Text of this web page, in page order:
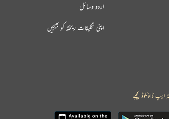
اردو وسائل
اپنی تخلیقات ریختہ کو بھیجیں
ایپ ڈاؤنلوڈ کیجیے